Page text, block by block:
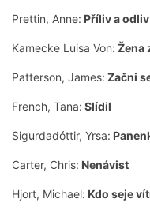
Prettin, Anne: Příliv a odliv
Kamecke Luisa Von: Žena
Patterson, James: Začni
French, Tana: Slídil
Sigurdadóttir, Yrsa:
Carter, Chris: Nenávist
Hjort, Michael: Kdo seje